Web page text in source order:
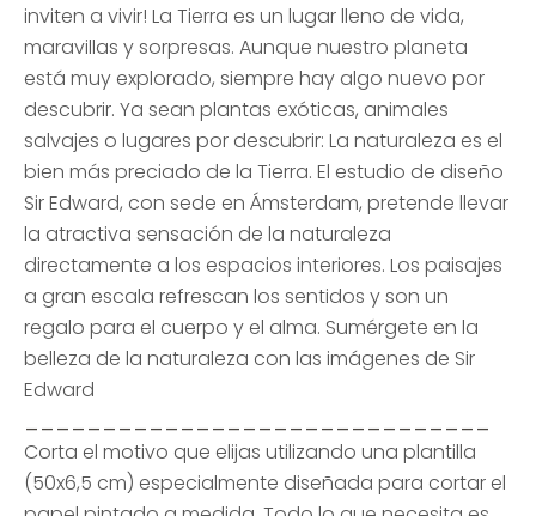
inviten a vivir! La Tierra es un lugar lleno de vida,
maravillas y sorpresas. Aunque nuestro planeta
está muy explorado, siempre hay algo nuevo por
descubrir. Ya sean plantas exóticas, animales
salvajes o lugares por descubrir: La naturaleza es el
bien más preciado de la Tierra. El estudio de diseño
Sir Edward, con sede en Ámsterdam, pretende llevar
la atractiva sensación de la naturaleza
directamente a los espacios interiores. Los paisajes
a gran escala refrescan los sentidos y son un
regalo para el cuerpo y el alma. Sumérgete en la
belleza de la naturaleza con las imágenes de Sir
Edward
Corta el motivo que elijas utilizando una plantilla
(50x6,5 cm) especialmente diseñada para cortar el